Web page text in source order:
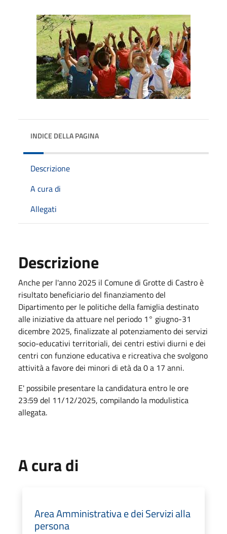
INDICE DELLA PAGINA
Descrizione
A cura di
Allegati
Descrizione
Anche per l'anno 2025 il Comune di Grotte di Castro è
risultato beneficiario del finanziamento del
Dipartimento per le politiche della famiglia destinato
alle iniziative da attuare nel periodo 1° giugno-31
dicembre 2025, finalizzate al potenziamento dei servizi
socio-educativi territoriali, dei centri estivi diurni e dei
centri con funzione educativa e ricreativa che svolgono
attività a favore dei minori di età da 0 a 17 anni.
E' possibile presentare la candidatura entro le ore
23:59 del 11/12/2025, compilando la modulistica
allegata.
A cura di
Area Amministrativa e dei Servizi alla
persona